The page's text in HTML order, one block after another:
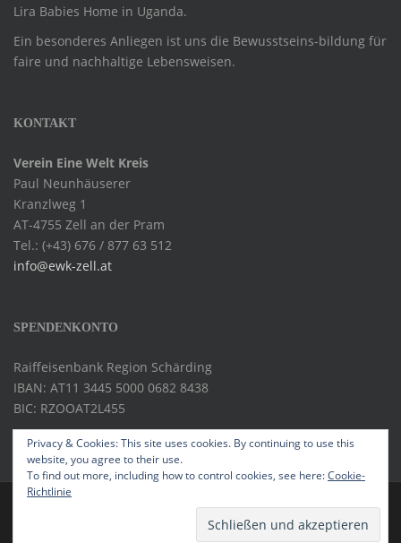
Lira Babies Home in Uganda.
Ein besonderes Anliegen ist uns die Bewusstseins-bildung für
faire und nachhaltige Lebensweisen.
KONTAKT
Verein Eine Welt Kreis
Paul Neunhäuserer
Kranzlweg 1
AT-4755 Zell an der Pram
Tel.: (+43) 676 / 877 63 512
info@ewk-zell.at
SPENDENKONTO
Raiffeisenbank Region Schärding
IBAN: AT11 3445 5000 0682 8438
BIC: RZOOAT2L455
IMPRESSUM
Privacy & Cookies: This site uses cookies. By continuing to use this
website, you agree to their use.
To find out more, including how to control cookies, see here:Cookie-
Richtlinie